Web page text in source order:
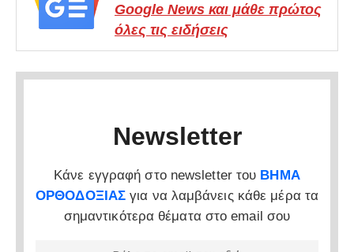
Google News και μάθε πρώτος
όλες τις ειδήσεις
Newsletter
Κάνε εγγραφή στο newsletter του ΒΗΜΑ
ΟΡΘΟΔΟΞΙΑΣ για να λαμβάνεις κάθε μέρα τα
σημαντικότερα θέματα στο email σου